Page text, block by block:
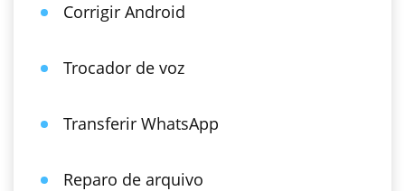
Corrigir Android
Trocador de voz
Transferir WhatsApp
Reparo de arquivo